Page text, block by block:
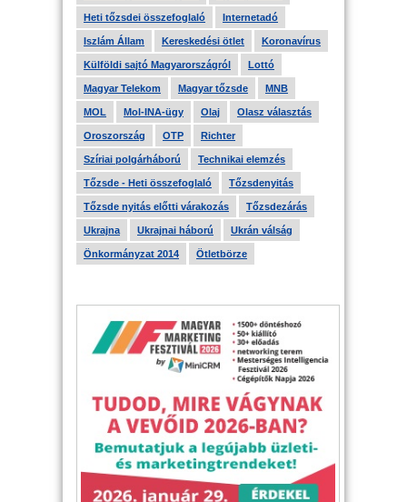
Heti tőzsdei összefoglaló Internetadó
Iszlám Állam Kereskedési ötlet Koronavírus
Külföldi sajtó Magyarországról Lottó
Magyar Telekom Magyar tőzsde MNB
MOL Mol-INA-ügy Olaj Olasz választás
Oroszország OTP Richter
Szíriai polgárháború Technikai elemzés
Tőzsde - Heti összefoglaló Tőzsdenyitás
Tőzsde nyitás előtti várakozás Tőzsdezárás
Ukrajna Ukrajnai háború Ukrán válság
Önkormányzat 2014 Ötletbörze